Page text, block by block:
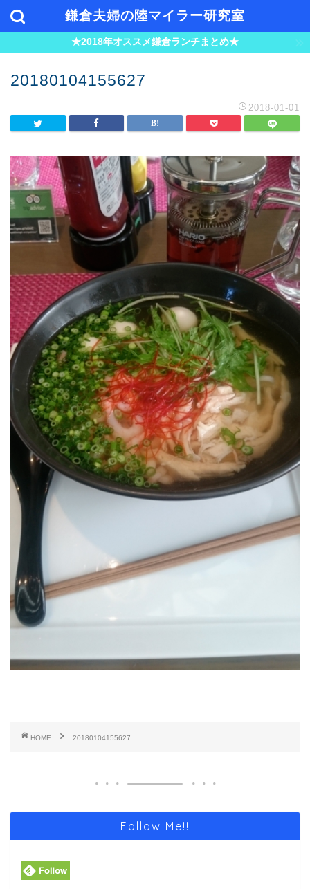
鎌倉夫婦の陸マイラー研究室
★2018年オススメ鎌倉ランチまとめ★
20180104155627
2018-01-01
HOME 20180104155627
Follow Me!!